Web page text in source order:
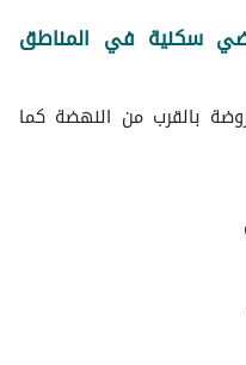
سكنية في المناطق
بالقرب من النهضة كما